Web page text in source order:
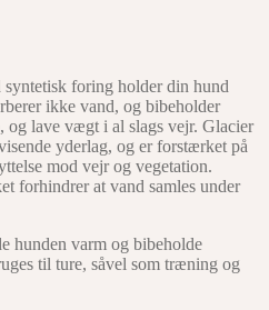
foring holder din hund
ikke vand, og bibeholder
og lave vægt i al slags vejr. Glacier
yderlag, og er forstærket på
mod vejr og vegetation.
forhindrer at vand samles under
hunden varm og bibeholde
til ture, såvel som træning og